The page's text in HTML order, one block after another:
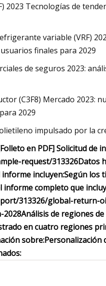
2023 Tecnologías de
variable (VRF)
finales para 2029
de seguros 2023:
(C3F8) Mercado 2023:
2029
impulsado por la
en PDF] Solicitud de
request/313326Datos
incluyen:Según los
informe completo que
313326/global-
2028Análisis de regiones de
en cuatro regiones
sobre:Personalización